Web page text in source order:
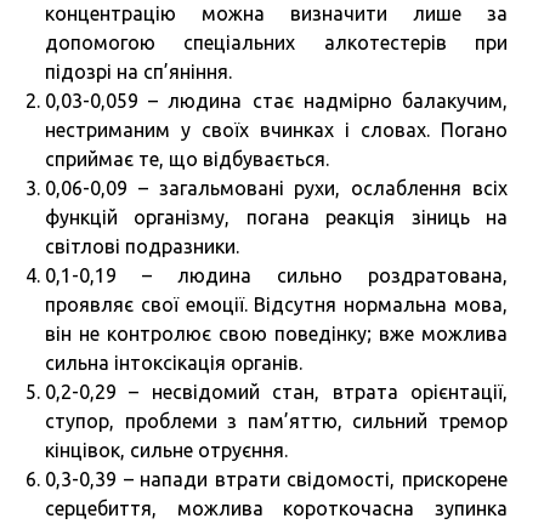
концентрацію можна визначити лише за
допомогою спеціальних алкотестерів при
підозрі на сп’яніння.
0,03-0,059 – людина стає надмірно балакучим,
нестриманим у своїх вчинках і словах. Погано
сприймає те, що відбувається.
0,06-0,09 – загальмовані рухи, ослаблення всіх
функцій організму, погана реакція зіниць на
світлові подразники.
0,1-0,19 – людина сильно роздратована,
проявляє свої емоції. Відсутня нормальна мова,
він не контролює свою поведінку; вже можлива
сильна інтоксікація органів.
0,2-0,29 – несвідомий стан, втрата орієнтації,
ступор, проблеми з пам’яттю, сильний тремор
кінцівок, сильне отруєння.
0,3-0,39 – напади втрати свідомості, прискорене
серцебиття, можлива короткочасна зупинка